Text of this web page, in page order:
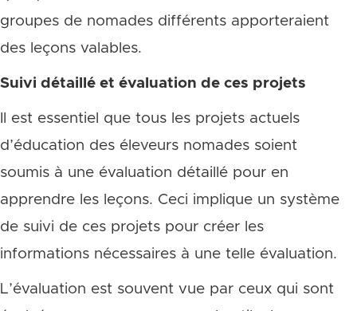
groupes de nomades différents apporteraient
des leçons valables.
Suivi détaillé et évaluation de ces projets
Il est essentiel que tous les projets actuels
d’éducation des éleveurs nomades soient
soumis à une évaluation détaillé pour en
apprendre les leçons. Ceci implique un système
de suivi de ces projets pour créer les
informations nécessaires à une telle évaluation.
L’évaluation est souvent vue par ceux qui sont